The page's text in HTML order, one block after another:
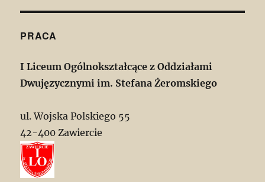
PRACA
I Liceum Ogólnokształcące z Oddziałami
Dwujęzycznymi im. Stefana Żeromskiego
ul. Wojska Polskiego 55
42-400 Zawiercie